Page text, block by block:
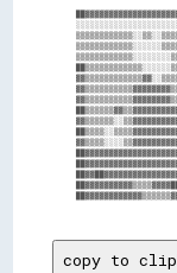
copy to